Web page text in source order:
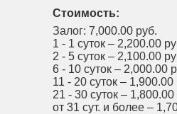
Стоимость:
Залог: 7,000.00 руб.
1 - 1 суток – 2,200.00
2 - 5 суток – 2,100.00
6 - 10 суток – 2,000.00
11 - 20 суток – 1,900.00
21 - 30 суток – 1,800.00
от 31 сут. и более –